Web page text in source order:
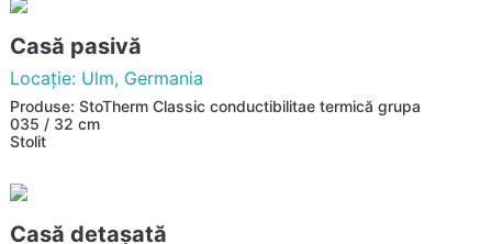
Casă pasivă
Locaţie: Ulm, Germania
Produse: StoTherm Classic conductibilitae termică grupa
035 / 32 cm
Stolit
Casă detaşată